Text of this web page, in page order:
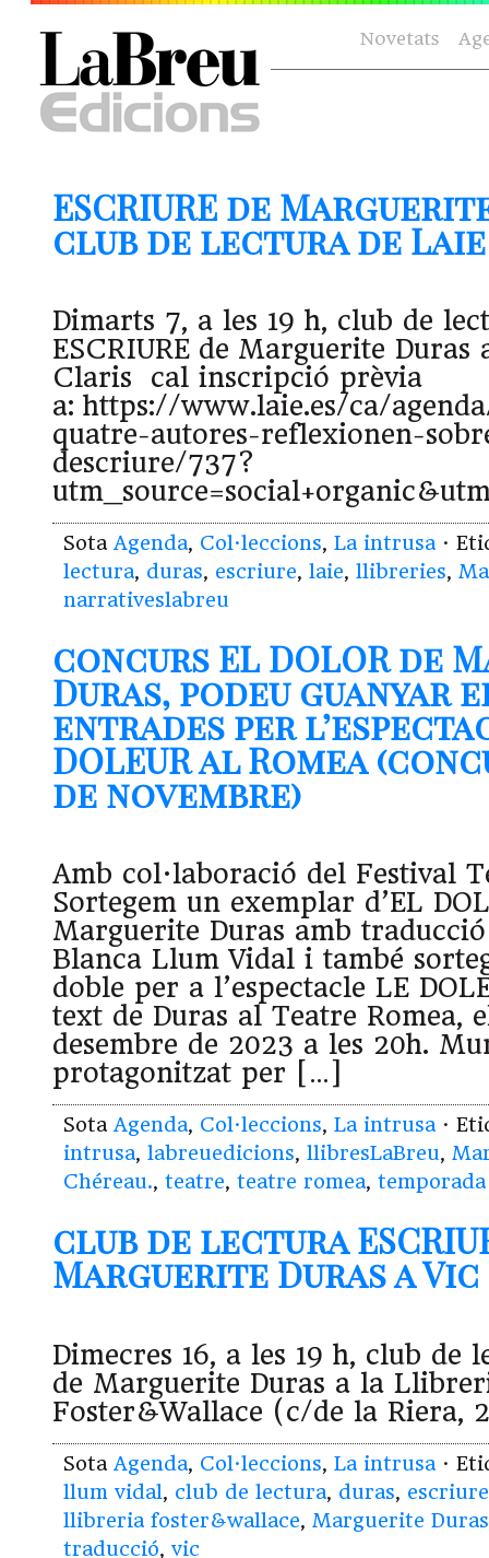
Novetats
ESCRIURE de
club de lectura de Laie
Dimarts 7, a les 19 h, club de
ESCRIURE de Marguerite Duras
Claris cal inscripció prèvia
a: https://www.laie.es/ca/
quatre-autores-reflexionen-
descriure/737?
Sota Agenda, Col·leccions, La intrusa ·
lectura, duras, escriure, laie, llibreries,
narrativeslabreu
concurs EL DOLOR de
Duras, podeu guanyar
entrades per
DOLEUR al Romea
de novembre)
Amb col·laboració del Festival
Sortegem un exemplar d’EL
Marguerite Duras amb
Blanca Llum Vidal i també
doble per a l’espectacle LE
text de Duras al Teatre Romea,
desembre de 2023 a les 20h.
protagonitzat per […]
Sota Agenda, Col·leccions, La intrusa ·
intrusa, labreuedicions, llibresLaBreu,
Chéreau., teatre, teatre romea,
club de lectura
Marguerite Duras a Vic
Dimecres 16, a les 19 h, club de
de Marguerite Duras a la
Foster&Wallace (c/de la Riera,
Sota Agenda, Col·leccions, La intrusa ·
llum vidal, club de lectura, duras, escriure
llibreria foster&wallace, Marguerite Duras
traducció, vic